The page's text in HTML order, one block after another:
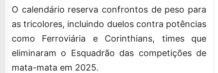
O calendário reserva confrontos de peso para
as tricolores, incluindo duelos contra potências
como Ferroviária e Corinthians, times que
eliminaram o Esquadrão das competições de
mata-mata em 2025.